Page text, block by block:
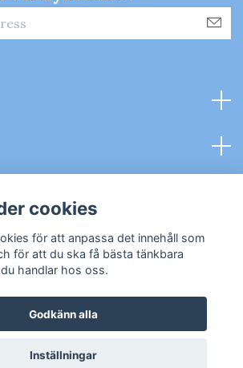
© 2026 Tomiti - Leksaker
cookies
för att anpassa det innehåll som
för att du ska få bästa tänkbara
handlar hos oss.
Godkänn alla
Inställningar